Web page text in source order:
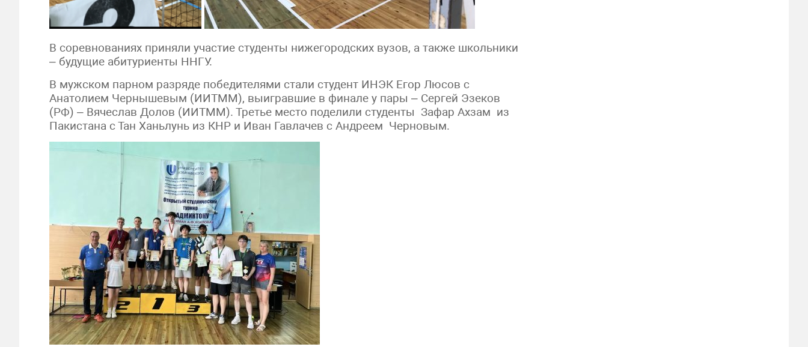
В соревнованиях приняли участие студенты нижегородских вузов, а также школьники
– будущие абитуриенты ННГУ.
В мужском парном разряде победителями стали студент ИНЭК Егор Люсов с
Анатолием Чернышевым (ИИТММ), выигравшие в финале у пары – Сергей Эзеков
(РФ) – Вячеслав Долов (ИИТММ). Третье место поделили студенты Зафар Ахзам из
Пакистана с Тан Ханьлунь из КНР и Иван Гавлачев с Андреем Черновым.